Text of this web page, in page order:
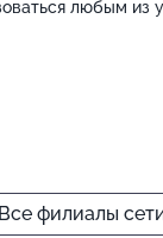
любым из
Все филиалы